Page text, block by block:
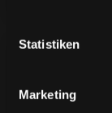
Statistiken
Marketing